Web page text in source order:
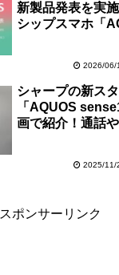
新製品発表を実
シップスマホ「
2026/06/
シャープの新ス
「AQUOS
画で紹介！通話
2025/11/
スポンサーリンク